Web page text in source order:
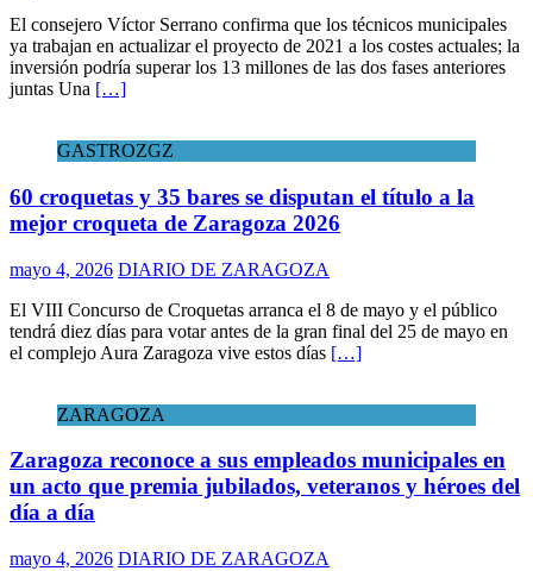
El consejero Víctor Serrano confirma que los técnicos municipales
ya trabajan en actualizar el proyecto de 2021 a los costes actuales; la
inversión podría superar los 13 millones de las dos fases anteriores
juntas Una […]
GASTROZGZ
60 croquetas y 35 bares se disputan el título a la
mejor croqueta de Zaragoza 2026
mayo 4, 2026 DIARIO DE ZARAGOZA
El VIII Concurso de Croquetas arranca el 8 de mayo y el público
tendrá diez días para votar antes de la gran final del 25 de mayo en
el complejo Aura Zaragoza vive estos días […]
ZARAGOZA
Zaragoza reconoce a sus empleados municipales en
un acto que premia jubilados, veteranos y héroes del
día a día
mayo 4, 2026 DIARIO DE ZARAGOZA